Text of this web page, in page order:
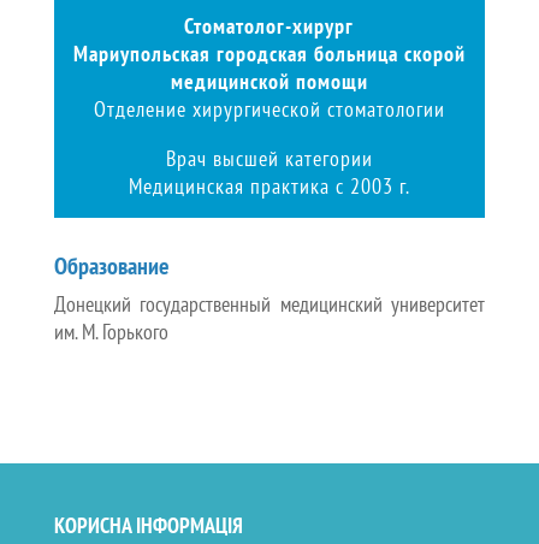
Стоматолог-хирург
Мариупольская городская больница скорой
медицинской помощи
Отделение хирургической стоматологии
Врач высшей категории
Медицинская практика с 2003 г.
Образование
Донецкий государственный медицинский университет
им. М. Горького
КОРИСНА ІНФОРМАЦІЯ